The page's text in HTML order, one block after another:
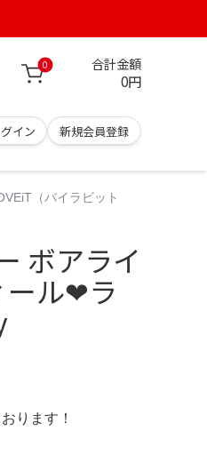
0 合計金額
0円
イン 新規会員登録
（バイラビット
ボアライ
ール❤︎ラ
ります！